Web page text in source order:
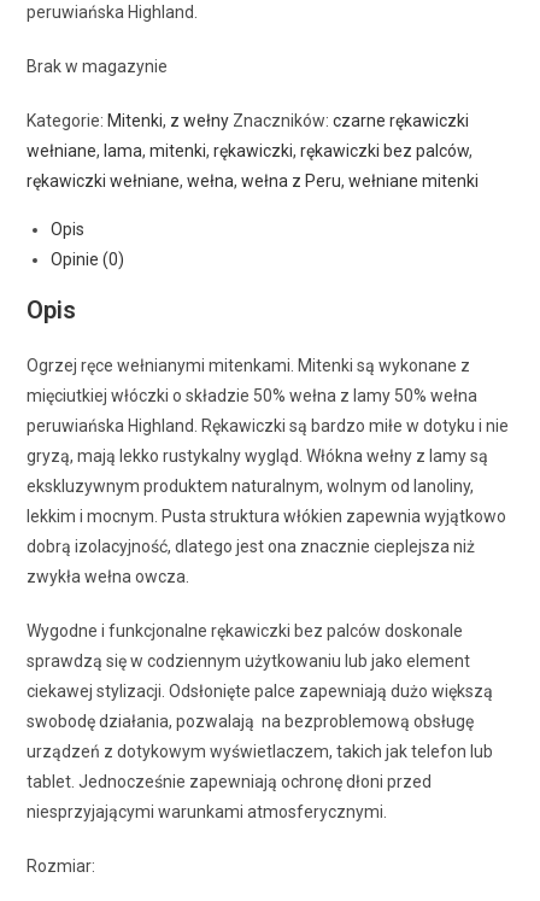
peruwiańska Highland.
Brak w magazynie
Kategorie: Mitenki, z wełny Znaczników:czarne rękawiczki
wełniane, lama,mitenki,rękawiczki,rękawiczki bez palców,
rękawiczki wełniane,wełna,wełna z Peru,wełniane mitenki
Opis
Opinie (0)
Opis
Ogrzej ręce wełnianymi mitenkami. Mitenki są wykonane z
mięciutkiej włóczki o składzie 50% wełna z lamy 50% wełna
peruwiańska Highland. Rękawiczki są bardzo miłe w dotyku i nie
gryzą, mają lekko rustykalny wygląd. Włókna wełny z lamy są
ekskluzywnym produktem naturalnym, wolnym od lanoliny,
lekkim i mocnym. Pusta struktura włókien zapewnia wyjątkowo
dobrą izolacyjność, dlatego jest ona znacznie cieplejsza niż
zwykła wełna owcza.
Wygodne i funkcjonalne rękawiczki bez palców doskonale
sprawdzą się w codziennym użytkowaniu lub jako element
ciekawej stylizacji. Odsłonięte palce zapewniają dużo większą
swobodę działania, pozwalają na bezproblemową obsługę
urządzeń z dotykowym wyświetlaczem, takich jak telefon lub
tablet. Jednocześnie zapewniają ochronę dłoni przed
niesprzyjającymi warunkami atmosferycznymi.
Rozmiar: